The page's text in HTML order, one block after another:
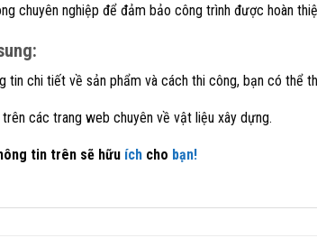
chuyên nghiệp để đảm bảo công trình được hoàn
tin chi tiết về sản phẩm và cách thi công, bạn có thể
các trang web chuyên về vật liệu xây dựng.
tin trên sẽ hữu ích cho bạn!